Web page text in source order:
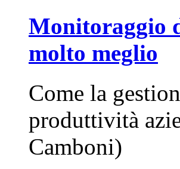
Monitoraggio
molto meglio
Come la
produttività
Camboni)